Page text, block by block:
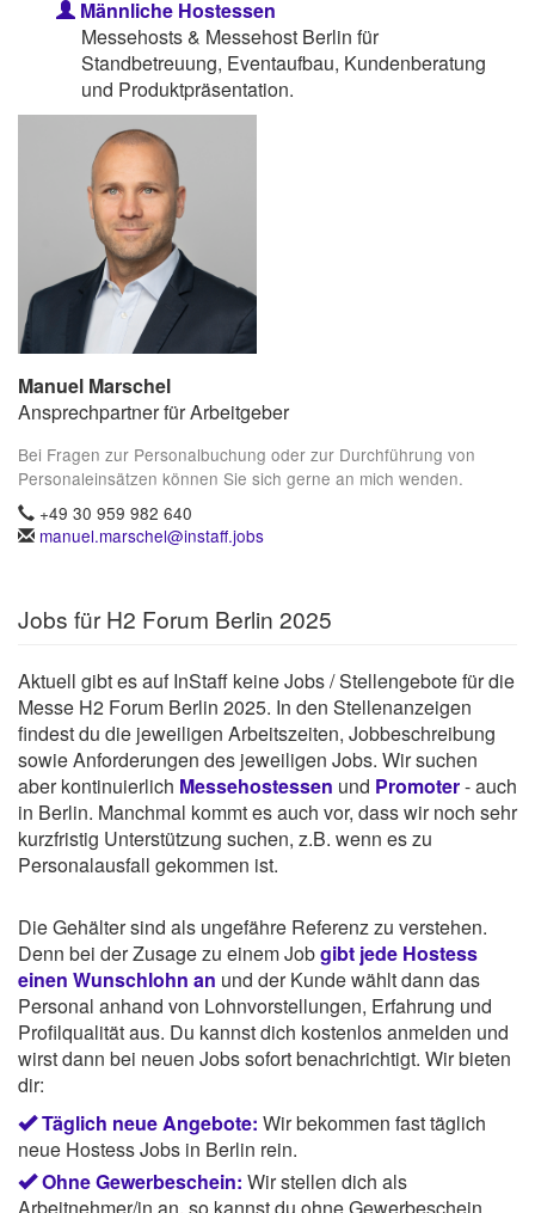
Männliche Hostessen
Messehosts & Messehost Berlin für
Standbetreuung, Eventaufbau, Kundenberatung
und Produktpräsentation.
Manuel Marschel
Ansprechpartner für Arbeitgeber
Bei Fragen zur Personalbuchung oder zur Durchführung von
Personaleinsätzen können Sie sich gerne an mich wenden.
+49 30 959 982 640
manuel.marschel@instaff.jobs
Jobs für H2 Forum Berlin 2025
Aktuell gibt es auf InStaff keine Jobs / Stellengebote für die
Messe H2 Forum Berlin 2025. In den Stellenanzeigen
findest du die jeweiligen Arbeitszeiten, Jobbeschreibung
sowie Anforderungen des jeweiligen Jobs. Wir suchen
aber kontinuierlich Messehostessen und Promoter- auch
in Berlin. Manchmal kommt es auch vor, dass wir noch sehr
kurzfristig Unterstützung suchen, z.B. wenn es zu
Personalausfall gekommen ist.
Die Gehälter sind als ungefähre Referenz zu verstehen.
Denn bei der Zusage zu einem Jobgibt jede Hostess
einen Wunschlohn an und der Kunde wählt dann das
Personal anhand von Lohnvorstellungen, Erfahrung und
Profilqualität aus. Du kannst dich kostenlos anmelden und
wirst dann bei neuen Jobs sofort benachrichtigt. Wir bieten
dir:
Täglich neue Angebote: Wir bekommen fast täglich
neue Hostess Jobs in Berlin rein.
Ohne Gewerbeschein: Wir stellen dich als
Arbeitnehmer/in an, so kannst du ohne Gewerbeschein